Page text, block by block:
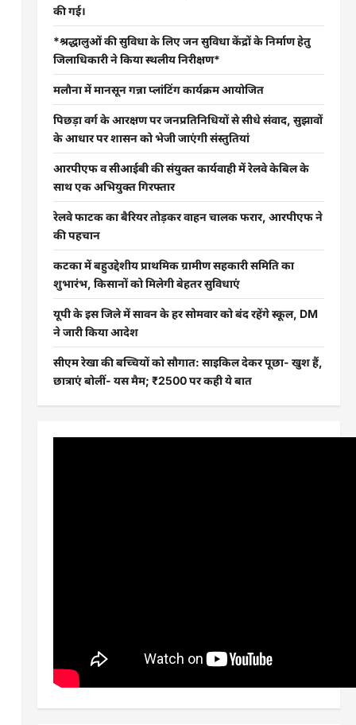
की गई।
*श्रद्धालुओं की सुविधा के लिए जन सुविधा केंद्रों के निर्माण हेतु
जिलाधिकारी ने किया स्थलीय निरीक्षण*
मलौना में मानसून गन्ना प्लांटिंग कार्यक्रम आयोजित
पिछड़ा वर्ग के आरक्षण पर जनप्रतिनिधियों से सीधे संवाद, सुझावों
के आधार पर शासन को भेजी जाएंगी संस्तुतियां
आरपीएफ व सीआईबी की संयुक्त कार्यवाही में रेलवे केबिल के
साथ एक अभियुक्त गिरफ्तार
रेलवे फाटक का बैरियर तोड़कर वाहन चालक फरार, आरपीएफ ने
की पहचान
कटका में बहुउद्देशीय प्राथमिक ग्रामीण सहकारी समिति का
शुभारंभ, किसानों को मिलेगी बेहतर सुविधाएं
यूपी के इस जिले में सावन के हर सोमवार को बंद रहेंगे स्कूल, DM
ने जारी किया आदेश
सीएम रेखा की बच्चियों को सौगात: साइकिल देकर पूछा- खुश हैं,
छात्राएं बोलीं- यस मैम; ₹2500 पर कही ये बात